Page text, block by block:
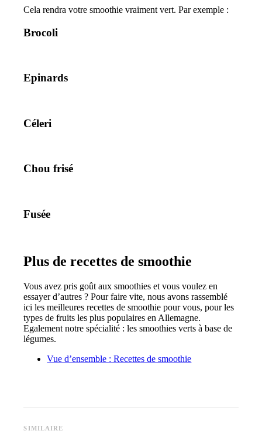
Cela rendra votre smoothie vraiment vert. Par exemple :
Brocoli
Epinards
Céleri
Chou frisé
Fusée
Plus de recettes de smoothie
Vous avez pris goût aux smoothies et vous voulez en
essayer d’autres ? Pour faire vite, nous avons rassemblé
ici les meilleures recettes de smoothie pour vous, pour les
types de fruits les plus populaires en Allemagne.
Egalement notre spécialité : les smoothies verts à base de
légumes.
Vue d’ensemble : Recettes de smoothie
SIMILAIRE